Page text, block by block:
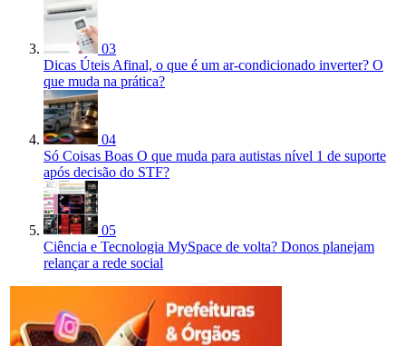
03
Dicas Úteis Afinal, o que é um ar-condicionado inverter? O
que muda na prática?
04
Só Coisas Boas O que muda para autistas nível 1 de suporte
após decisão do STF?
05
Ciência e Tecnologia MySpace de volta? Donos planejam
relançar a rede social